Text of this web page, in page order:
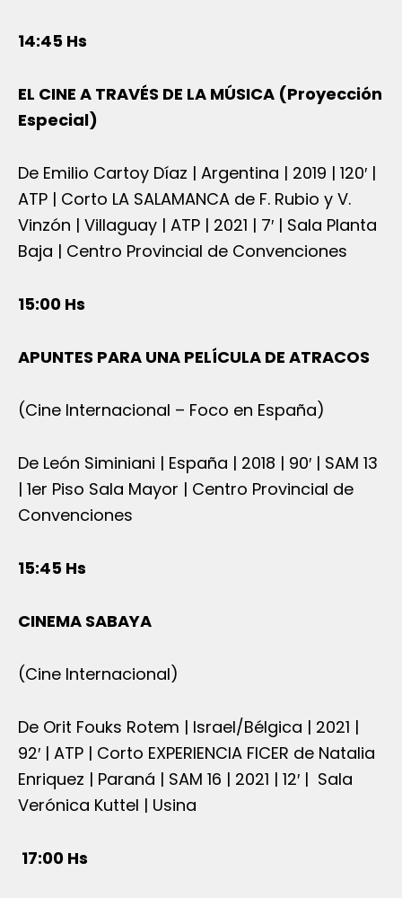
14:45 Hs
EL CINE A TRAVÉS DE LA MÚSICA (Proyección
Especial)
De Emilio Cartoy Díaz | Argentina | 2019 | 120′ |
ATP | Corto LA SALAMANCA de F. Rubio y V.
Vinzón | Villaguay | ATP | 2021 | 7′ | Sala Planta
Baja | Centro Provincial de Convenciones
15:00 Hs
APUNTES PARA UNA PELÍCULA DE ATRACOS
(Cine Internacional – Foco en España)
De León Siminiani | España | 2018 | 90′ | SAM 13
| 1er Piso Sala Mayor | Centro Provincial de
Convenciones
15:45 Hs
CINEMA SABAYA
(Cine Internacional)
De Orit Fouks Rotem | Israel/Bélgica | 2021 |
92′ | ATP | Corto EXPERIENCIA FICER de Natalia
Enriquez | Paraná | SAM 16 | 2021 | 12′ | Sala
Verónica Kuttel | Usina
17:00 Hs